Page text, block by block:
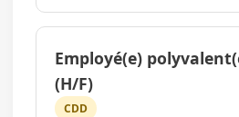
service, en tant que d...
Employé(e)
(H/F)
CDD